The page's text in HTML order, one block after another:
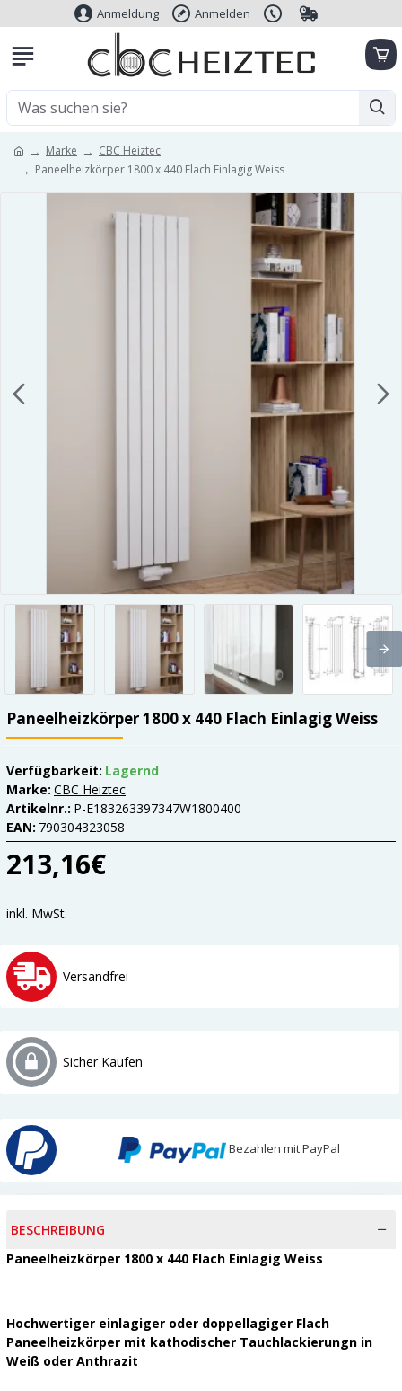
Anmeldung Anmelden
Marke
CBC Heiztec
Paneelheizkörper 1800 x 440 Flach Einlagig Weiss
Paneelheizkörper 1800 x 440 Flach Einlagig Weiss
213,16€
Verfügbarkeit: Lagernd
Marke: CBC Heiztec
Artikelnr.: P-E183263397347W1800400
EAN: 790304323058
inkl. MwSt.
Versandfrei
Sicher Kaufen
Bezahlen mit PayPal
BESCHREIBUNG
Paneelheizkörper 1800 x 440 Flach Einlagig Weiss
Hochwertiger einlagiger oder doppellagiger Flach
Paneelheizkörper mit kathodischer Tauchlackierungn in
Weiß oder Anthrazit